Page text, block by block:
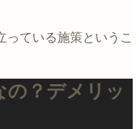
っている施策というこ
？デメリッ